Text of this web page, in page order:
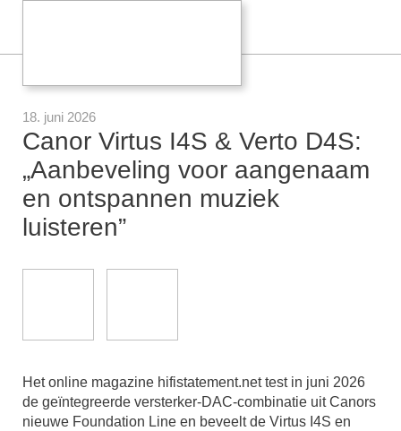
18. juni 2026
Canor Virtus I4S & Verto D4S:
„Aanbeveling voor aangenaam
en ontspannen muziek
luisteren”
Het online magazine hifistatement.net test in juni 2026
de geïntegreerde versterker-DAC-combinatie uit Canors
nieuwe Foundation Line en beveelt de Virtus I4S en